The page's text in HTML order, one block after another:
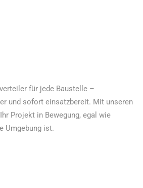
für jede Baustelle –
und sofort einsatzbereit. Mit unseren
Projekt in Bewegung, egal wie
Umgebung ist.